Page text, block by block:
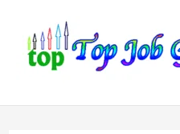
content